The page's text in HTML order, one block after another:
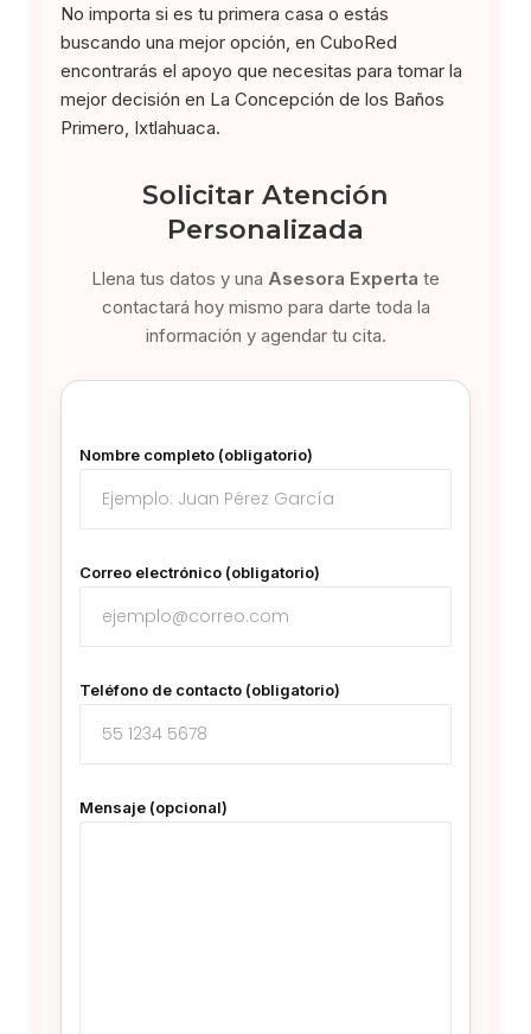
No importa si es tu primera casa o estás
buscando una mejor opción, en CuboRed
encontrarás el apoyo que necesitas para tomar la
mejor decisión en La Concepción de los Baños
Primero, Ixtlahuaca.
Solicitar Atención
Personalizada
Llena tus datos y una Asesora Experta te
contactará hoy mismo para darte toda la
información y agendar tu cita.
Nombre completo (obligatorio)
Correo electrónico (obligatorio)
Teléfono de contacto (obligatorio)
Mensaje (opcional)